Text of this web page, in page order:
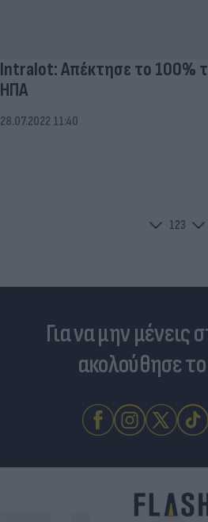
Intralot: Απέκτησε το 100%
ΗΠΑ
28.07.2022 11:40
123
Για να μην μένεις
ακολούθησε